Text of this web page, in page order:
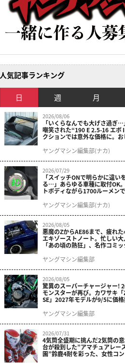
人気記事ランキング
日 週 月
2026/08/06
「いくらなんでも大げさ過ぎ
嘲笑された“190 E 2.5-16 エボ
クションでは意外な価格に。
ヤングマシン編集部(ナカ)
2026/07/29
「スイッチONで明らかに違い
る…」あらゆる車種に取付OK
トボディながら1700ルーメン
ニット プレシャスレイ スモール
ヤングマシン編集部(ナカ)
2026/08/05
悪魔のZからAE86まで、疲れた
エキゾーストノート。忙しい大
「あの頃の熱狂」、名作コミ
結！
ヤングマシン編集部
2026/08/05
驚異のスーパーチャージャー!
モンスターが再び。カワサキ
SE」2027年モデルが9/5に価
ヤングマシン編集部
2026/07/31
4気筒全盛期に挑んだ2気筒の
台が殺到した”アマチュアレー
園”鈴鹿4耐を彩った、女性コ